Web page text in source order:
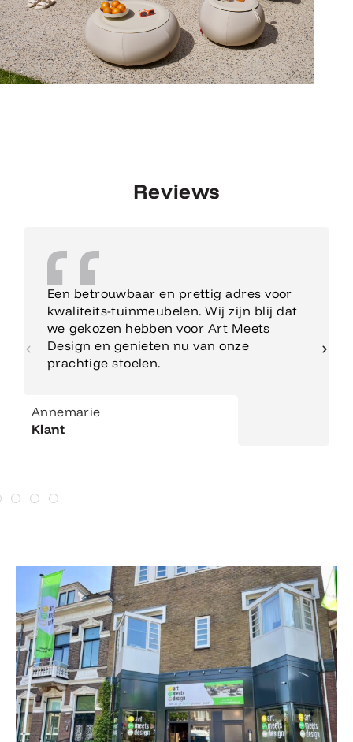
Reviews
Een betrouwbaar en prettig adres voor
kwaliteits-tuinmeubelen. Wij zijn blij dat
we gekozen hebben voor Art Meets
Design en genieten nu van onze
prachtige stoelen.
Annemarie
Klant